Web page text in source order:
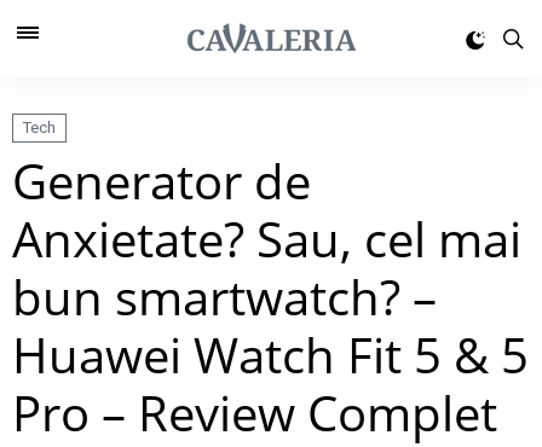
Tech
Generator de
Anxietate? Sau, cel mai
bun smartwatch? –
Huawei Watch Fit 5 & 5
Pro – Review Complet